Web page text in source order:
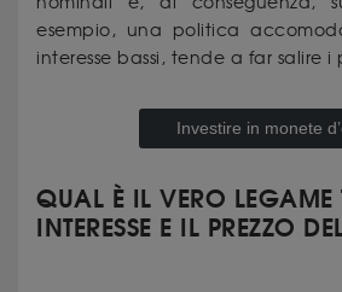
esempio, una politica
interesse bassi, tende a far salire i
Investire in monete
QUAL È IL VERO LEGAME
INTERESSE E IL PREZZO